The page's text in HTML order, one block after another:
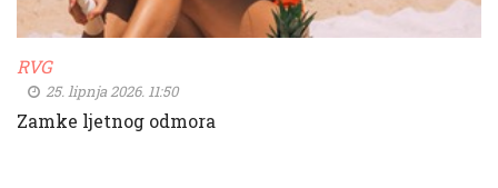
RVG
25. lipnja 2026. 11:50
Zamke ljetnog odmora